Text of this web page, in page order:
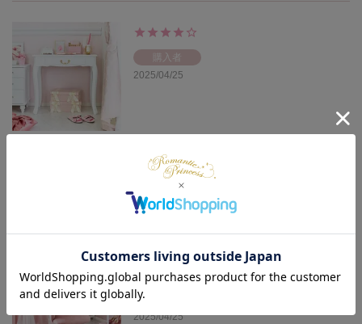
購入者
2025/04/25
すっごくかわいいです！特に金色の持ち手が可愛いです！見た目もサイ
2025/04/25